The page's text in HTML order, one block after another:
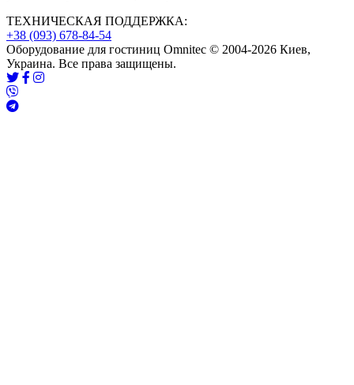
ТЕХНИЧЕСКАЯ ПОДДЕРЖКА:
+38 (093) 678-84-54
Оборудование для гостиниц Omnitec © 2004-2026 Киев,
Украина. Все права защищены.